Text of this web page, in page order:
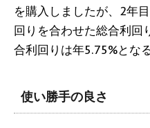
を購入しましたが、2年
回りを合わせた総合利回
合利回りは年5.75%とな
使い勝手の良さ